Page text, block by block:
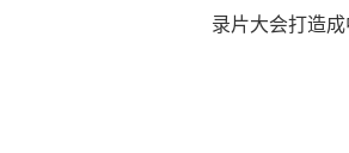
录片大会打造成